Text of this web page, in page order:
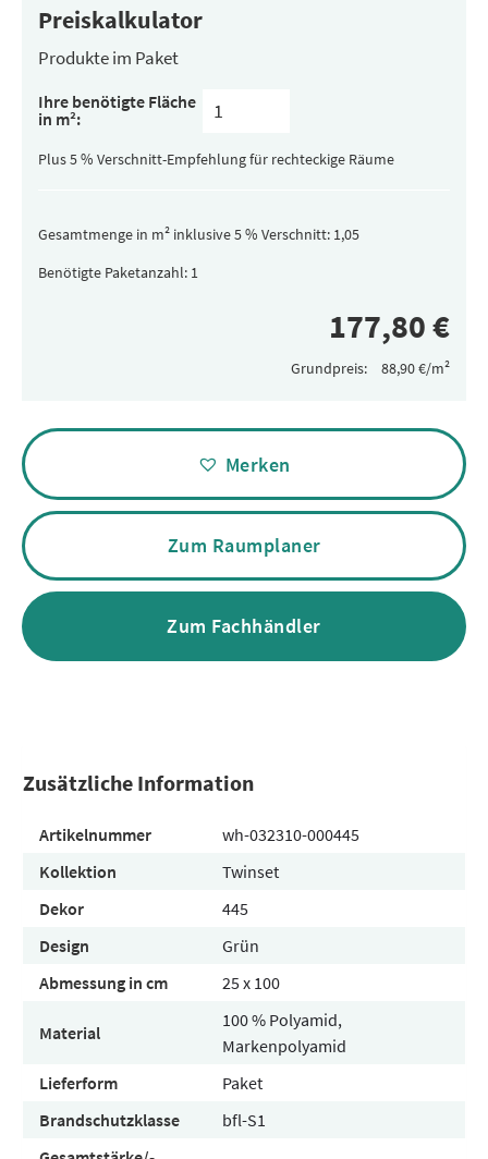
Preiskalkulator
Produkte im Paket
Inhalt
pro
Paket
Ihre benötigte Fläche
in m²:
Plus 5 % Verschnitt-Empfehlung für rechteckige Räume
Gesamtmenge in m² inklusive 5 % Verschnitt:
Benötigte Paketanzahl:
Grundpreis:
Alternative:
Merken
Zum Raumplaner
Zum Fachhändler
Zusätzliche Information
Artikelnummer
wh-032310-000445
Kollektion
Twinset
Dekor
445
Design
Grün
Abmessung in cm
25 x 100
Material
100 % Polyamid,
Markenpolyamid
Lieferform
Paket
Brandschutzklasse
bfl-S1